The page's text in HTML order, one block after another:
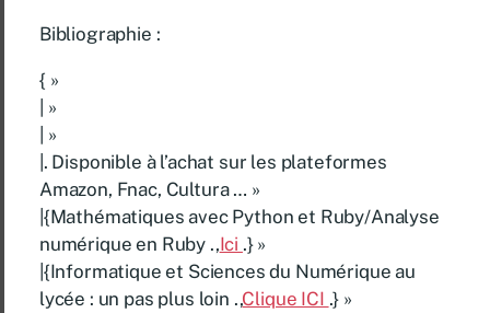
Bibliographie :
{ »
| »
| »
|. Disponible à l’achat sur les plateformes
Amazon, Fnac, Cultura … »
|{Mathématiques avec Python et Ruby/Analyse
numérique en Ruby .,Ici .} »
|{Informatique et Sciences du Numérique au
lycée : un pas plus loin .,Clique ICI .} »